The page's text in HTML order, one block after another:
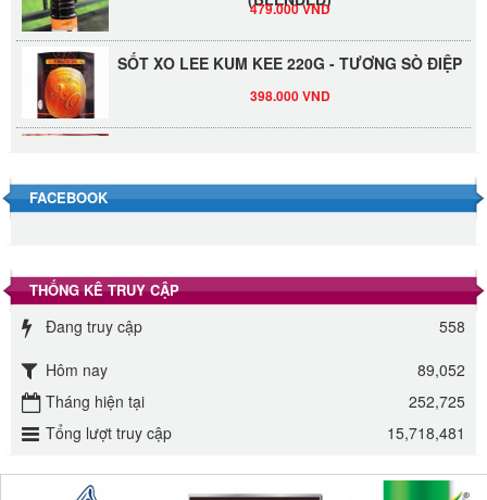
SỐT XO LEE KUM KEE 220G - TƯƠNG SÒ ĐIỆP
Đường mía thiên nhiên Biên Hòa gói 1kg
ĐƯỜNG SẠCH CÔ BA BIÊN HÒA 1KG
FACEBOOK
THỐNG KÊ TRUY CẬP
Đang truy cập
558
Hôm nay
89,052
Tháng hiện tại
252,725
Tổng lượt truy cập
15,718,481